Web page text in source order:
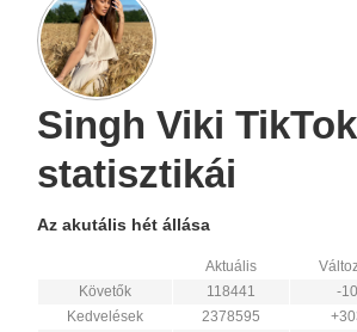
Singh Viki TikTok
statisztikái
Az akutális hét állása
Aktuális
Követők
118441 -10
Kedvelések
2378595